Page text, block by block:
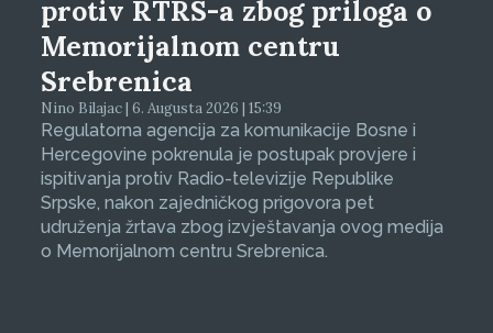
protiv RTRS-a zbog priloga o
Memorijalnom centru
Srebrenica
Nino Bilajac | 6. Augusta 2026 | 15:39
Regulatorna agencija za komunikacije Bosne i
Hercegovine pokrenula je postupak provjere i
ispitivanja protiv Radio-televizije Republike
Srpske, nakon zajedničkog prigovora pet
udruženja žrtava zbog izvještavanja ovog medija
o Memorijalnom centru Srebrenica.